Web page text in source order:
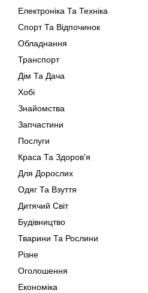
Електроніка Та Техніка
Спорт Та Відпочинок
Обладнання
Транспорт
Дім Та Дача
Хобі
Знайомства
Запчастини
Послуги
Краса Та Здоров'я
Для Дорослих
Одяг Та Взуття
Дитячий Світ
Будівництво
Тварини Та Рослини
Різне
Оголошення
Економіка